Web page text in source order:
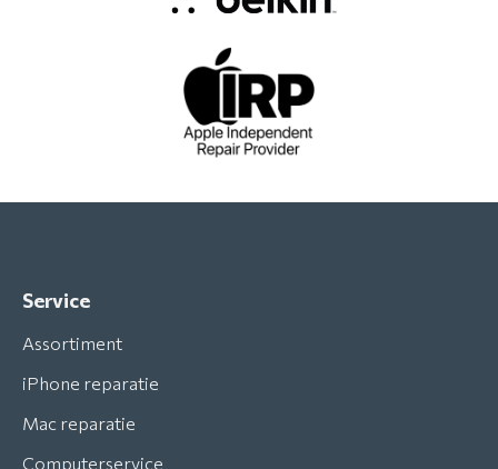
Service
Assortiment
iPhone reparatie
Mac reparatie
Computerservice